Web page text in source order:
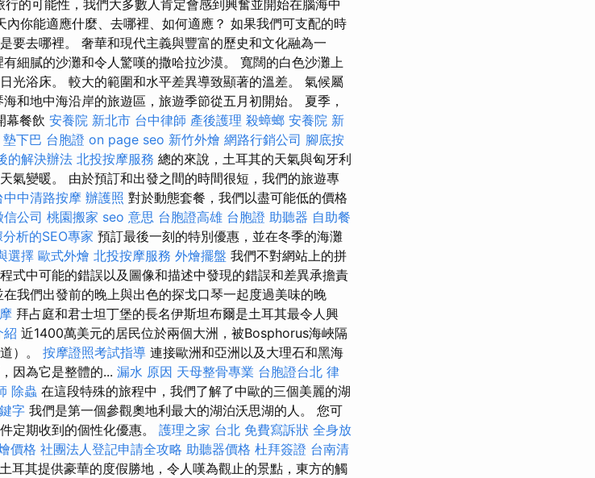
行的可能性，我們大多數人肯定會感到興奮並開始在腦海中
內你能適應什麼、去哪裡、如何適應？ 如果我們可支配的時
要去哪裡。 奢華和現代主義與豐富的歷史和文化融為一
細膩的沙灘和令人驚嘆的撒哈拉沙漠。 寬闊的白色沙灘上
光浴床。 較大的範圍和水平差異導致顯著的溫差。 氣候屬
和地中海沿岸的旅遊區，旅遊季節從五月初開始。 夏季，
幕餐飲 安養院 新北市 台中律師 產後護理 殺蟑螂 安養院 新
墊下巴 台胞證 on page seo 新竹外燴 網路行銷公司 腳底按
的解決辦法 北投按摩服務 總的來說，土耳其的天氣與匈牙利
氣變暖。 由於預訂和出發之間的時間很短，我們的旅遊專
中中清路按摩 辦護照 對於動態套餐，我們以盡可能低的價格
信公司 桃園搬家 seo 意思 台胞證高雄 台胞證 助聽器 自助餐
析的SEO專家 預訂最後一刻的特別優惠，並在冬季的海灘
選擇 歐式外燴 北投按摩服務 外燴擺盤 我們不對網站上的拼
式中可能的錯誤以及圖像和描述中發現的錯誤和差異承擔責
我們出發前的晚上與出色的探戈口琴一起度過美味的晚
拜占庭和君士坦丁堡的長名伊斯坦布爾是土耳其最令人興
紹 近1400萬美元的居民位於兩個大洲，被Bosphorus海峽隔
）。 按摩證照考試指導 連接歐洲和亞洲以及大理石和黑海
因為它是整體的... 漏水 原因 天母整骨專業 台胞證台北 律
除蟲 在這段特殊的旅程中，我們了解了中歐的三個美麗的湖
字 我們是第一個參觀奧地利最大的湖泊沃思湖的人。 您可
定期收到的個性化優惠。 護理之家 台北 免費寫訴狀 全身放
價格 社團法人登記申請全攻略 助聽器價格 杜拜簽證 台南清
耳其提供豪華的度假勝地，令人嘆為觀止的景點，東方的觸